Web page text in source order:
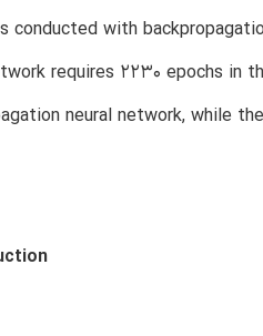
conducted with
requires 2230 epochs in
neural network, while